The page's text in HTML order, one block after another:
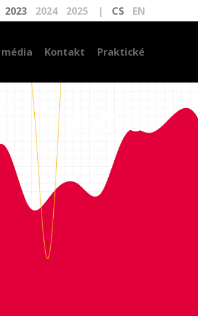
2023 2024 2025 | CS EN
Kontakt Praktické